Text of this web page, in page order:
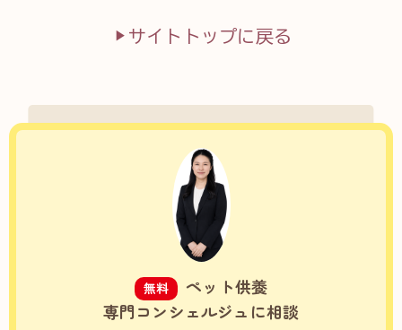
サイトトップに戻る
無料
ペット供養
専門コンシェルジュに相談